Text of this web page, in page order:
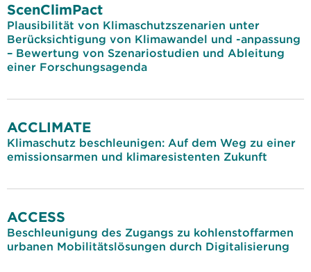
ScenClimPact
Plausibilität von Klimaschutzszenarien unter
Berücksichtigung von Klimawandel und -anpassung
– Bewertung von Szenariostudien und Ableitung
einer Forschungsagenda
ACCLIMATE
Klimaschutz beschleunigen: Auf dem Weg zu einer
emissionsarmen und klimaresistenten Zukunft
ACCESS
Beschleunigung des Zugangs zu kohlenstoffarmen
urbanen Mobilitätslösungen durch Digitalisierung